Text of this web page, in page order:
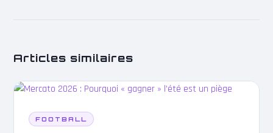
Articles similaires
FOOTBALL